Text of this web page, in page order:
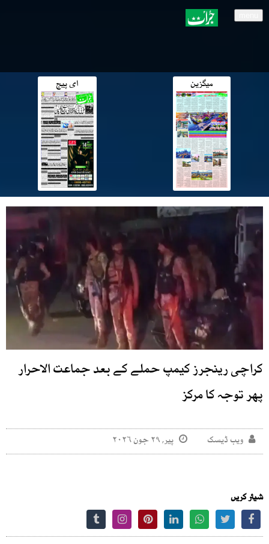
میگزین ای پیج
کراچی رینجرز کیمپ حملے کے بعد جماعت الاحرار
پھر توجہ کا مرکز
ویب ڈیسک پیر, ۲۹ جون ۲۰۲۶
شیئر کریں